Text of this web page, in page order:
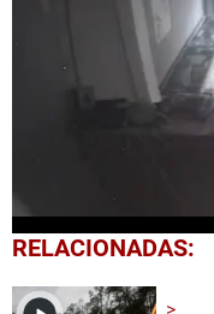
0
seconds
3
RELACIONADAS: